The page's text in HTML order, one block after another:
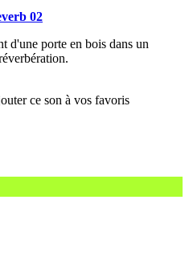
02
d'une porte en bois dans un